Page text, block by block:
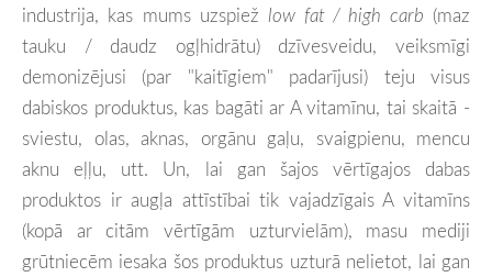
industrija, kas mums uzspiež low fat / high carb (maz
tauku / daudz ogļhidrātu) dzīvesveidu, veiksmīgi
demonizējusi (par "kaitīgiem" padarījusi) teju visus
dabiskos produktus, kas bagāti ar A vitamīnu, tai skaitā -
sviestu, olas, aknas, orgānu gaļu, svaigpienu, mencu
aknu eļļu, utt. Un, lai gan šajos vērtīgajos dabas
produktos ir augļa attīstībai tik vajadzīgais A vitamīns
(kopā ar citām vērtīgām uzturvielām), masu mediji
grūtniecēm iesaka šos produktus uzturā nelietot, lai gan